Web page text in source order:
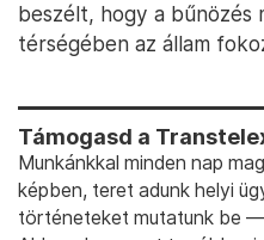
beszélt, hogy a bűnözés
térségében az állam
Támogasd a
Munkánkkal minden nap
képben, teret adunk helyi
történeteket mutatunk be